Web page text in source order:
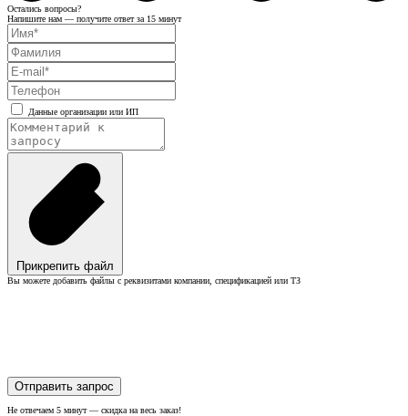
Остались вопросы?
Напишите нам — получите ответ за 15 минут
Данные организации или ИП
Прикрепить файл
Вы можете добавить файлы с реквизитами компании, спецификацией или ТЗ
Отправить запрос
Не отвечаем 5 минут — скидка на весь заказ!